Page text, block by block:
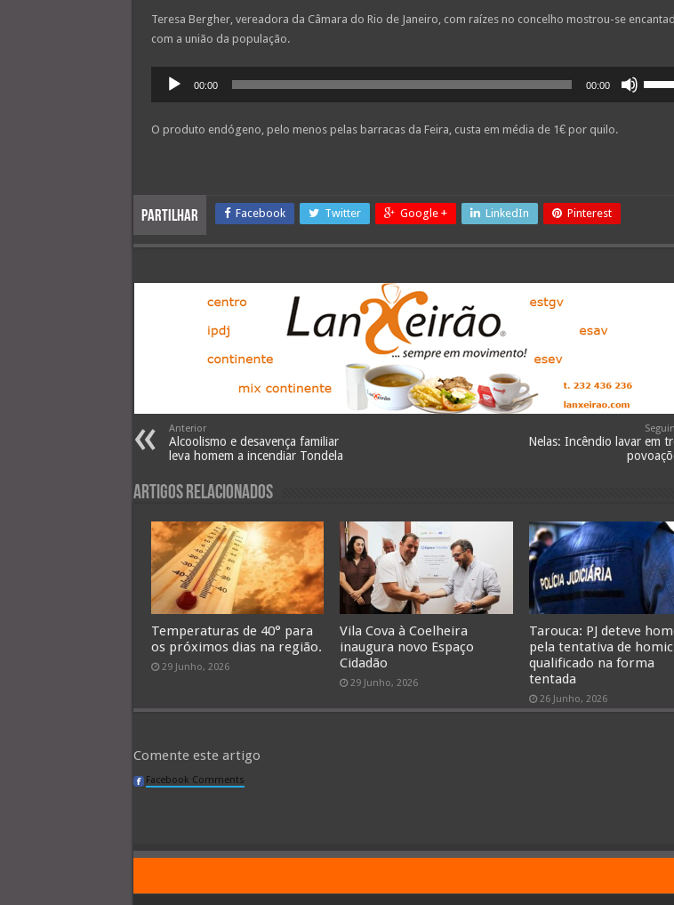
cima/
ou
Teresa Bergher, vereadora da Câmara do Rio de Janeiro, com raízes no concelho mostrou-se
com a união da população.
Reprodutor
00:00 00:00
O produto endógeno, pelo menos pelas barracas da Feira, custa em média de 1€ por quilo.
Partilhar Facebook Twitter Google + LinkedIn Pinterest
Anterior
Alcoolismo e desavença familiar
leva homem a incendiar Tondela
Nelas: Incêndio lavar em
Artigos Relacionados
Temperaturas de 40° para
os próximos dias na região.
29 Junho, 2026
Vila Cova à Coelheira
inaugura novo Espaço
Cidadão
29 Junho, 2026
Tarouca: PJ deteve
pela tentativa de
qualificado na forma
tentada
26 Junho, 2026
Comente este artigo
Facebook Comments